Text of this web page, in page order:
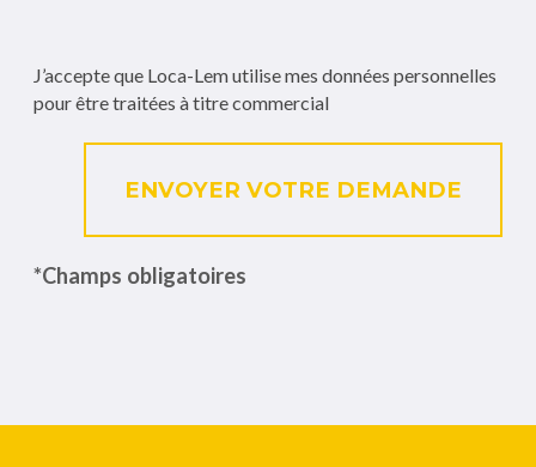
J’accepte que Loca-Lem utilise mes données personnelles
pour être traitées à titre commercial
ENVOYER VOTRE DEMANDE